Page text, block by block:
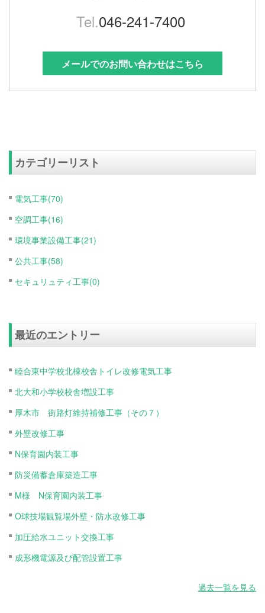
Tel.046-241-7400
メールでのお問い合わせはこちら
カテゴリーリスト
電気工事(70)
空調工事(16)
環境事業設備工事(21)
公共工事(58)
セキュリュティ工事(0)
最近のエントリー
睦合東中学校北棟校舎トイレ改修電気工事
北大和小学校校舎増設工事
厚木市 街路灯維持補修工事（その７）
外壁改修工事
N保育園内装工事
防災備蓄倉庫築造工事
M様 N保育園内装工事
O球技場観覧場外壁・防水改修工事
加圧給水ユニット交換工事
成形機電源及び配管設置工事
過去一覧を見る